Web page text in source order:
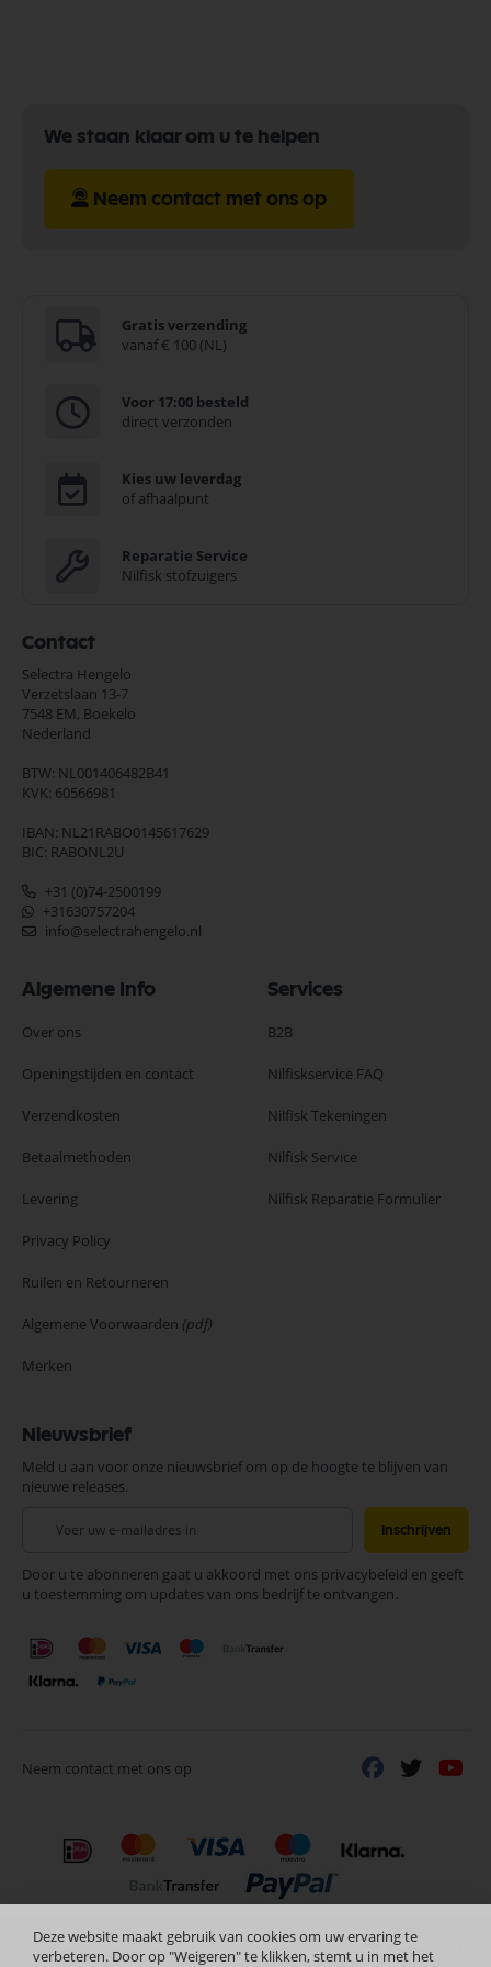
We staan klaar om u te helpen
Neem contact met ons op
Gratis verzending
vanaf € 100 (NL)
Voor 17:00 besteld
direct verzonden
Kies uw leverdag
of afhaalpunt
Reparatie Service
Nilfisk stofzuigers
Contact
Selectra Hengelo
Verzetslaan 13-7
7548 EM, Boekelo
Nederland
BTW: NL001406482B41
KVK: 60566981
IBAN: NL21RABO0145617629
BIC: RABONL2U
+31 (0)74-2500199
+31630757204
info@selectrahengelo.nl
Algemene Info
Over ons
Openingstijden en contact
Verzendkosten
Betaalmethoden
Levering
Privacy Policy
Ruilen en Retourneren
Algemene Voorwaarden (pdf)
Merken
Services
B2B
Nilfiskservice FAQ
Nilfisk Tekeningen
Nilfisk Service
Nilfisk Reparatie Formulier
Nieuwsbrief
Meld u aan voor onze nieuwsbrief om op de hoogte te blijven van
nieuwe releases.
onze
nieuwsbrief
Inschrijven
Door u te abonneren gaat u akkoord met ons privacybeleid en geeft
u toestemming om updates van ons bedrijf te ontvangen.
Neem contact met ons op
Deze website maakt gebruik van cookies om uw ervaring te
verbeteren. Door op "Weigeren" te klikken, stemt u in met het
Copyright © 2024 Selectra Hengelo Nederlands